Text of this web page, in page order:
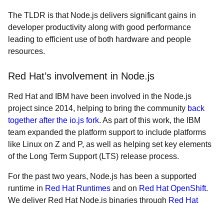
The TLDR is that Node.js delivers significant gains in
developer productivity along with good performance
leading to efficient use of both hardware and people
resources.
Red Hat’s involvement in Node.js
Red Hat and IBM have been involved in the Node.js
project since 2014, helping to bring the community back
together after the io.js fork. As part of this work, the IBM
team expanded the platform support to include platforms
like Linux on Z and P, as well as helping set key elements
of the Long Term Support (LTS) release process.
For the past two years, Node.js has been a supported
runtime in Red Hat Runtimes and on Red Hat OpenShift.
We deliver Red Hat Node.js binaries through Red Hat